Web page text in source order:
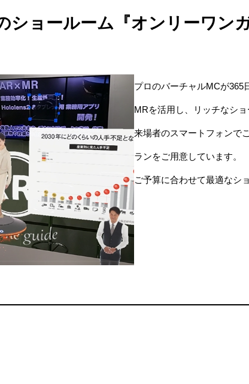
ショールーム『オンリーワンガ
プロのバーチャルMCが365
MRを活用し、リッチなシ
来場者のスマートフォンで
ランをご用意しています。
ご予算に合わせて最適なシ